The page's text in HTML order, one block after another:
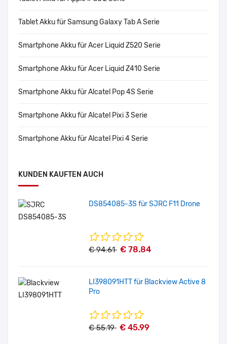
Tablet Akku für Samsung Galaxy Tab A Serie
Smartphone Akku für Acer Liquid Z520 Serie
Smartphone Akku für Acer Liquid Z410 Serie
Smartphone Akku für Alcatel Pop 4S Serie
Smartphone Akku für Alcatel Pixi 3 Serie
Smartphone Akku für Alcatel Pixi 4 Serie
KUNDEN KAUFTEN AUCH
DS854085-3S für SJRC F11 Drone
€ 94.61 € 78.84
LI398091HTT für Blackview Active 8
Pro
€ 55.19 € 45.99